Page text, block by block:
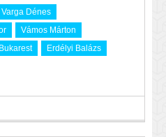
Varga Dénes
Vámos Márton
Bukarest
Erdélyi Balázs